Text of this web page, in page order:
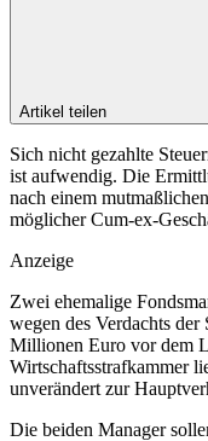
Artikel teilen
Sich nicht gezahlte
ist aufwendig. Die
nach einem
möglicher Cum-ex-
Anzeige
Zwei ehemalige
wegen des Verdachts
Millionen Euro vor dem
Wirtschaftsstrafkammer
unverändert zur
Die beiden Manager